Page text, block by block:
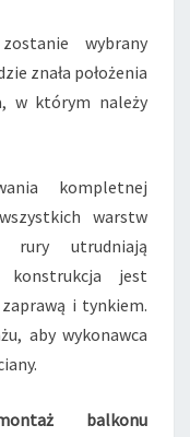
wybrany
znała położenia
w którym należy
kompletnej
warstw
rury utrudniają
jest
i tynkiem.
aby wykonawca
balkonu